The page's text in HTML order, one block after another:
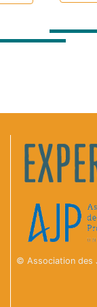
Droit
© Association des